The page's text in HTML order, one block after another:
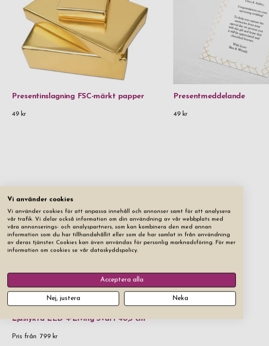
Presentinslagning FSC-märkt papper
49 kr
Presentmeddelande
49 kr
Ljuslykta LED 4-Living Svart 40,5 cm
Pris från 799 kr
Vi använder cookies
Vi använder cookies för att anpassa innehåll och annonser samt för att analysera
vår trafik. Vi delar också information om din användning av vår webbplats med
våra annonserings- och analyspartners, som kan kombinera den med annan
information som du har tillhandahållit eller som de har samlat in från användning
av deras tjänster. Cookies kan även användas för personlig marknadsföring. För mer
information om cookies se vår dataskyddspolicy.
Acceptera alla
Nej, justera Neka